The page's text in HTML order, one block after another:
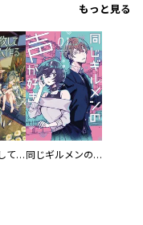
もっと見る
奴隷を調教してハーレム作る 同じギルメンの声が好き